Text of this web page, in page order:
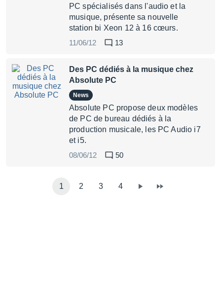
PC spécialisés dans l'audio et la
musique, présente sa nouvelle
station bi Xeon 12 à 16 cœurs.
11/06/12
13
Des PC dédiés à la musique chez
Absolute PC
News
Absolute PC propose deux modèles
de PC de bureau dédiés à la
production musicale, les PC Audio i7
et i5.
08/06/12
50
1 2 3 4